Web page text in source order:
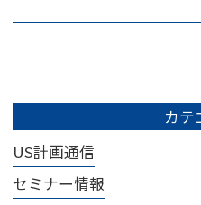
カテ
US計画通信
セミナー情報